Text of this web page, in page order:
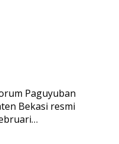
Paguyuban
Bekasi resmi